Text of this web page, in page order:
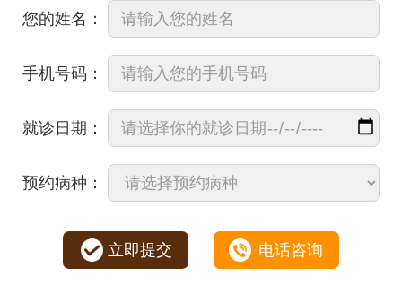
您的姓名：
手机号码：
就诊日期：
预约病种：
立即提交 电话咨询